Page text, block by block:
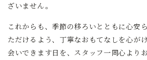
ざいません。
これからも、季節の移ろいとともに心安
ただけるよう、丁寧なおもてなしを心が
会いできます日を、スタッフ一同心より